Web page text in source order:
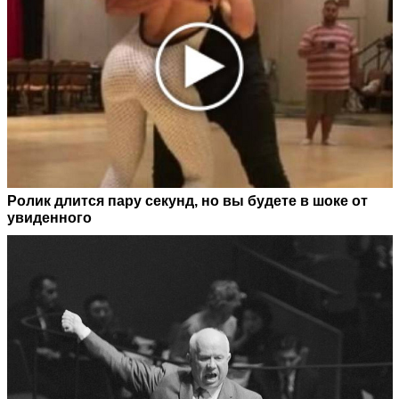
Ролик длится пару секунд, но вы будете в шоке от
увиденного